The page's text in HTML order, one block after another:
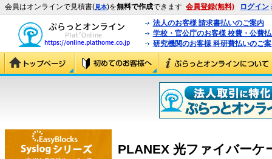
会員はオンラインで見積書(見本)を無料で作成できます 会員登録(無料) ログイン
法人のお客様 請求書払いのご案内
学校・官公庁のお客様 校費・公費
研究機関のお客様 科研費払いのご
PLANEX 光ファイバーケ